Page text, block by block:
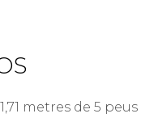
1,71 metres de 5 peus